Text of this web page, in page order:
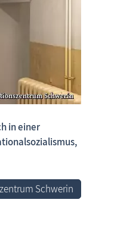
in einer
Schwerin